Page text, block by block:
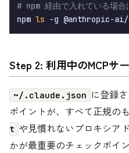
# npm 経由で入れている場
npm ls
Step 2: 利用中のMCPサ
~/.claude.json に登録
ポイントが、すべて正規の
t や見慣れないプロキシア
かが最重要のチェックポイン